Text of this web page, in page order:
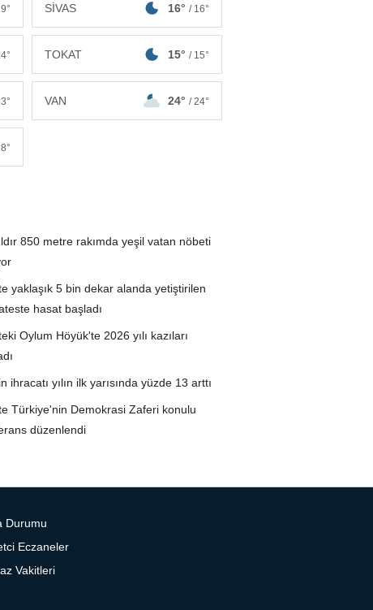
SİVAS 16° / 16°
TOKAT 15° / 15°
VAN 24° / 24°
850 metre rakımda yeşil vatan nöbeti
yaklaşık 5 bin dekar alanda yetiştirilen
hasat başladı
Oylum Höyük'te 2026 yılı kazıları
ihracatı yılın ilk yarısında yüzde 13 arttı
Türkiye'nin Demokrasi Zaferi konulu
düzenlendi
Durumu
Eczaneler
Vakitleri